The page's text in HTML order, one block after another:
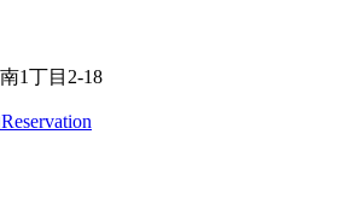
1丁目2-18
Reservation